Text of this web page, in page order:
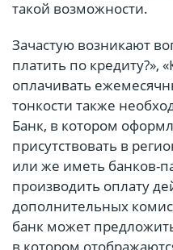
такой возможности.
Зачастую возникают
платить по кредиту?»,
оплачивать
тонкости также
Банк, в котором
присутствовать в
или же иметь банков-
производить оплату
дополнительных
банк может